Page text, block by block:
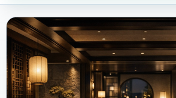
首页 家居资讯
家居风水 家居欣赏
时尚饰家 装修设计